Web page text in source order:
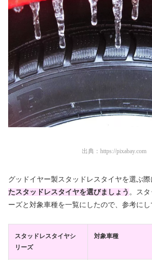
出典： https://pixabay.com
グッドイヤー製スタッドレスタイヤを選ぶ際
たスタッドレスタイヤを選びましょう 。ス
ーズと対象車種を一覧にしたので、参考にし
スタッドレスタイヤシ
リーズ
対象車種